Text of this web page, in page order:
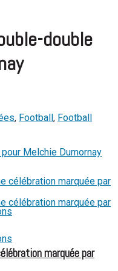
marquée par
double
, Football, Football